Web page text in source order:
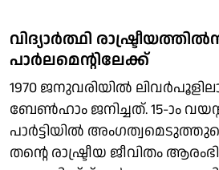
വിദ്യാര്‍ത്ഥി
പാര്‍ലമെന്റിലേക്ക്
1970 ജനുവരിയില്‍
ബേണ്‍ഹാം ജനിച്ചത്. 15-ാം
പാര്‍ട്ടിയില്‍
തന്റെ രാഷ്ട്രീയ ജീവിതം